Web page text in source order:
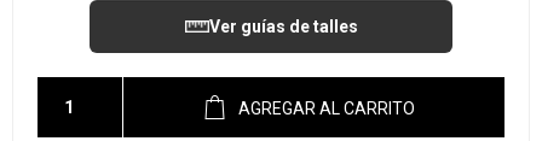
Ver guías de talles
AGREGAR AL CARRITO